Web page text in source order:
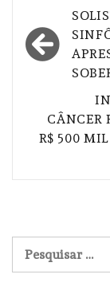
de
Post
CÂNCER
R$ 500